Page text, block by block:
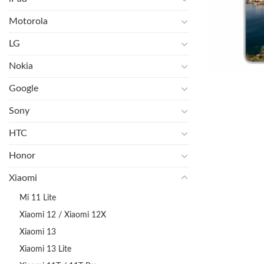
Motorola
LG
Nokia
Google
Sony
HTC
Honor
Xiaomi
Mi 11 Lite
Xiaomi 12 / Xiaomi 12X
Xiaomi 13
Xiaomi 13 Lite